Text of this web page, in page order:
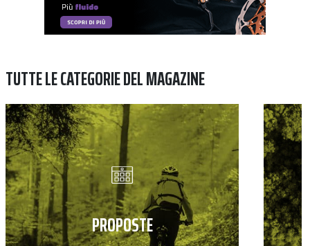
TUTTE LE CATEGORIE DEL MAGAZINE
PROPOSTE